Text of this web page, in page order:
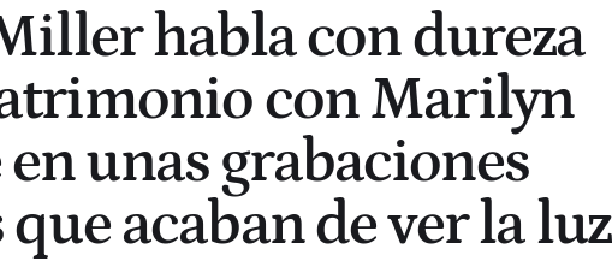
habla con dureza
con Marilyn
unas grabaciones
acaban de ver la luz